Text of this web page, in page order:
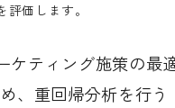
評価します。
ケティング施策の最
、重回帰分析を行う